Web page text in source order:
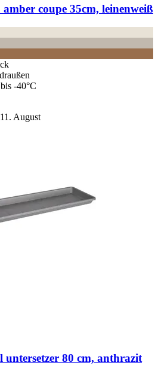
coupe 35cm, leinenweiß
-40°C
August
untersetzer 80 cm, anthrazit